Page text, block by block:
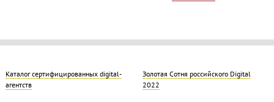
Каталог сертифицированных digital-
агентств
Золотая Cотня российского Digital
2022